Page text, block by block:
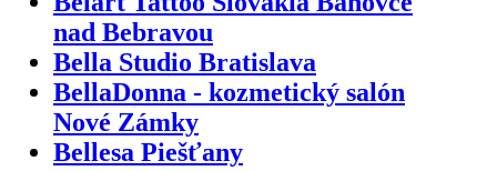
nad Bebravou
Bella Studio Bratislava
BellaDonna - kozmetický salón
Nové Zámky
Bellesa Piešťany